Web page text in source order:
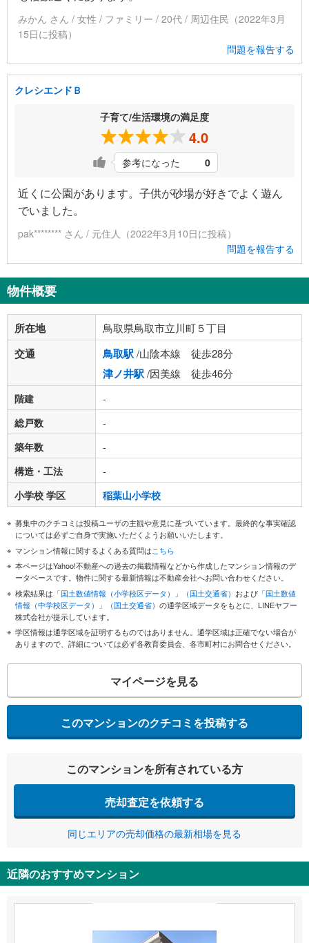
みかん さん / 女性 / ファミリー / 20代 / 周辺住民（2022年3月
15日に投稿）
問題を報告する
クレシエンドＢ
子育て/生活環境の満足度
4.0
参考になった 0
近くに公園があります。子供が砂場が好きでよく遊ん
でいました。
pak******** さん / 元住人（2022年3月10日に投稿）
問題を報告する
物件概要
所在地 鳥取県鳥取市立川町５丁目
交通 鳥取駅/山陰本線 徒歩28分
津ノ井駅/因美線 徒歩46分
階建
-
総戸数
-
築年数
-
構造・工法
-
小学校 学区
稲葉山小学校
募集中のクチコミは投稿ユーザの主観や意見に基づいています。最終的な事実確認
については必ずご自身で実施いただくようお願いいたします。
マンション情報に関するよくある質問はこちら
本ページはYahoo!不動産への過去の掲載情報などから作成したマンション情報のデ
ータベースです。物件に関する最新情報は不動産会社へお問い合わせください。
検索結果は 「国土数値情報（小学校区データ）」（国土交通省） および 「国土数値
情報（中学校区データ）」（国土交通省） の通学区域データをもとに、LINEヤフー
株式会社が提示しています。
学区情報は通学区域を証明するものではありません。通学区域は正確でない場合が
ありますので、詳細については必ず各教育委員会、各市町村にお問合せください。
マイページを見る
このマンションのクチコミを投稿する
このマンションを所有されている方
売却査定を依頼する
同じエリアの売却価格の最新相場を見る
近隣のおすすめマンション